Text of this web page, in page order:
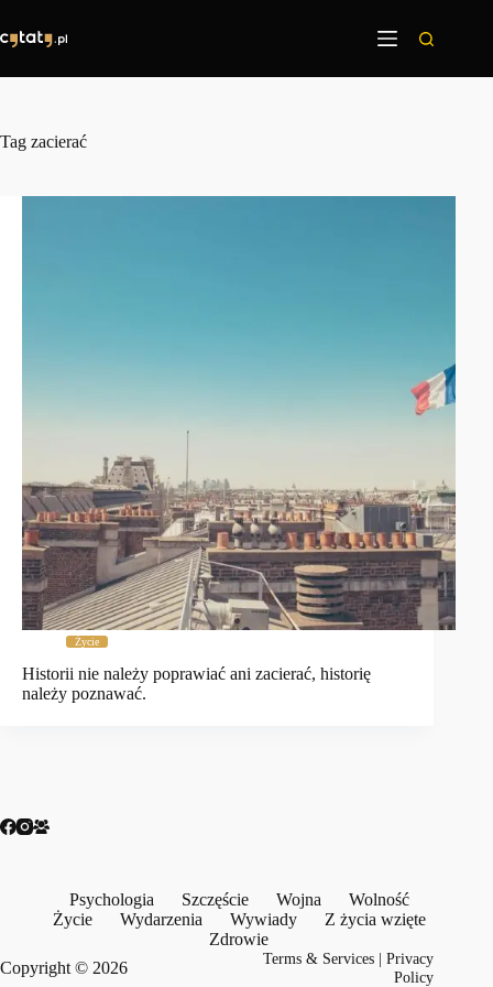
treści
Tag zacierać
Życie
Historii nie należy poprawiać ani zacierać, historię
należy poznawać.
Psychologia Szczęście Wojna
Wolność
Życie
Wydarzenia Wywiady
Z życia wzięte
Zdrowie
Copyright © 2026
Terms & Services |Privacy
Policy